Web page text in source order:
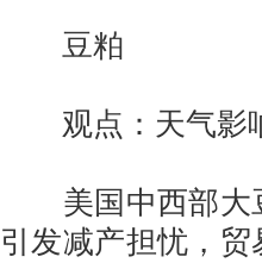
豆粕
观点：天气影
美国中西部大
引发减产担忧，